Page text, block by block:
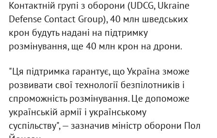
Контактній групі з оборони (UDCG, Ukraine
Defense Contact Group), 40 млн шведських
крон будуть надані на підтримку
розмінування, ще 40 млн крон на дрони.
"Ця підтримка гарантує, що Україна зможе
розвивати свої технології безпілотників і
спроможність розмінування. Це допоможе
українській армії і українському
суспільству", — зазначив міністр оборони Пол